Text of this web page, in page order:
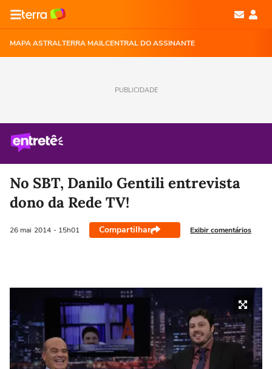
MAPA ASTRALTERRA MAILCENTRAL DO ASSINANTE
PUBLICIDADE
No SBT, Danilo Gentili entrevista
dono da Rede TV!
26 mai 2014 - 15h01 Compartilhar Exibir comentários